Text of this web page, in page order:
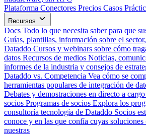
Plataforma Conectores Precios Casos
Recursos
Docs Todo lo que necesita saber para que
Guías, plantillas, información sobre el
Dataddo Cursos y webinars sobre cómo
datos Recursos de medios Noticias,
informes de la industria y consejos de
Dataddo vs. Competencia Vea cómo se
herramientas populares de integración de
Debates y demostraciones en directo a
socios Programas de socios Explora los
consultoría tecnología de Dataddo Socios
conoce y en las que confía cuyas soluciones
nuestras